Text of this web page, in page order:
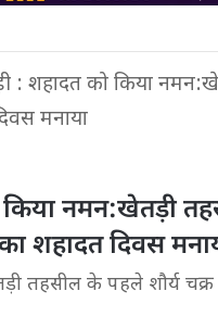
: शहादत को किया
मनाया
नमन:खेतड़ी
शहादत दिवस
तहसील के पहले शौर्य चक्र